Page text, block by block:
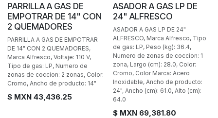
PARRILLA A GAS DE
EMPOTRAR DE 14" CON
2 QUEMADORES
PARRILLA A GAS DE EMPOTRAR
DE 14" CON 2 QUEMADORES,
Marca Alfresco, Voltaje: 110 V,
Tipo de gas: LP, Numero de
zonas de coccion: 2 zonas, Color:
Cromo, Ancho de producto: 14"
$ MXN 43,436.25
BAJO PEDIDO
ASADOR A GAS LP DE
24" ALFRESCO
ASADOR A GAS LP DE 24"
ALFRESCO, Marca Alfresco, Tipo
de gas: LP, Peso (kg): 36.4,
Numero de zonas de coccion: 1
zona, Largo (cm): 28.0, Color:
Cromo, Color Marca: Acero
Inoxidable, Ancho de producto:
24", Ancho (cm): 61.0, Alto (cm):
64.0
$ MXN 69,381.80